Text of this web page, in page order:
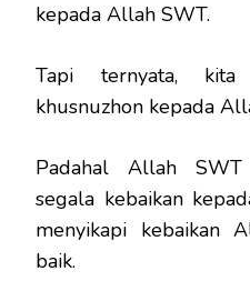
kepada Allah SWT.
Tapi ternyata,
khusnuzhon kepada
Padahal Allah
segala kebaikan
menyikapi kebaikan
baik.